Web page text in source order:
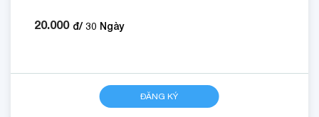
20.000 đ/30 Ngày
ĐĂNG KÝ